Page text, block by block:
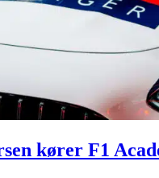
kører F1